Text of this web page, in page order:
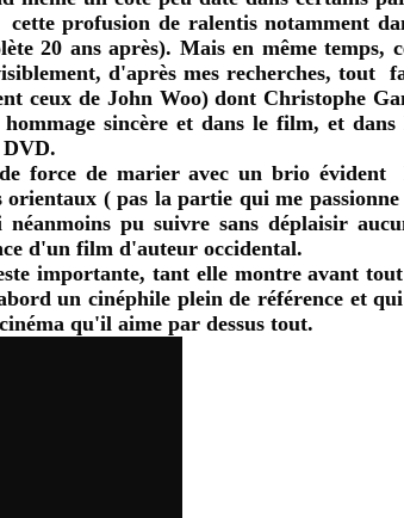
profusion de ralentis notamment
20 ans après). Mais en même temps,
d'après mes recherches, tout
ceux de John Woo) dont Christophe
sincère et dans le film, et dans
DVD.
force de marier avec un brio évident
( pas la partie qui me passionne
pu suivre sans déplaisir
d'un film d'auteur occidental.
importante, tant elle montre avant
un cinéphile plein de référence et
qu'il aime par dessus tout.